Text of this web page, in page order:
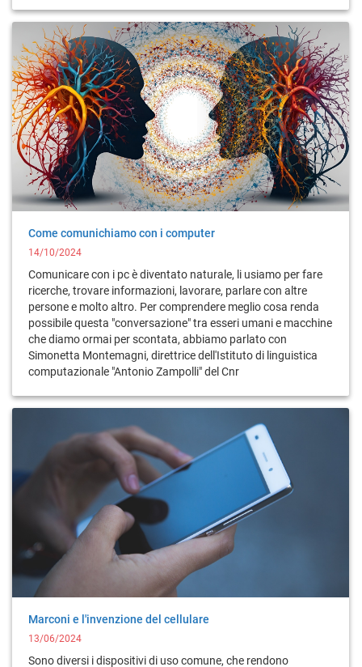
Come comunichiamo con i computer
14/10/2024
Comunicare con i pc è diventato naturale, li usiamo per fare
ricerche, trovare informazioni, lavorare, parlare con altre
persone e molto altro. Per comprendere meglio cosa renda
possibile questa "conversazione" tra esseri umani e macchine
che diamo ormai per scontata, abbiamo parlato con
Simonetta Montemagni, direttrice dell'Istituto di linguistica
computazionale "Antonio Zampolli" del Cnr
Marconi e l'invenzione del cellulare
13/06/2024
Sono diversi i dispositivi di uso comune, che rendono